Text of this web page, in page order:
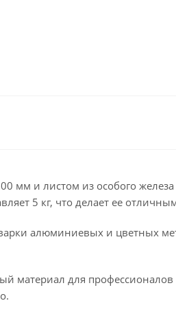
мм и листом из особого
5 кг, что делает ее
алюминиевых и цветных
материал для